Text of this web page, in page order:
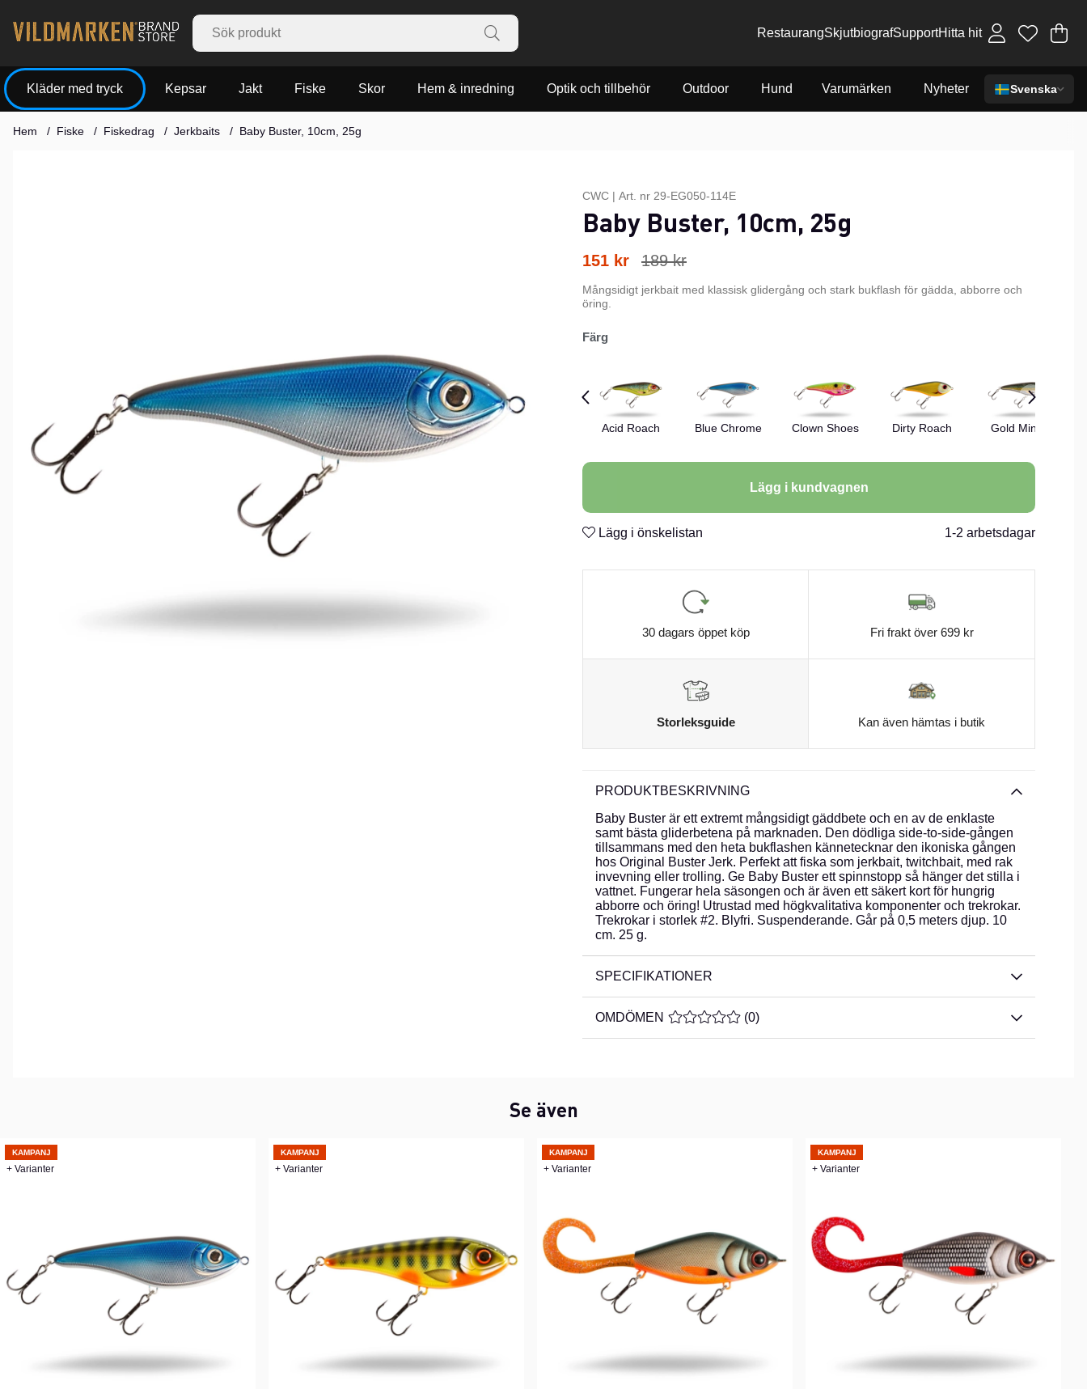
RestaurangSkjutbiografSupportHitta hit .
Kläder med tryck Kepsar Jakt Fiske Skor Hem & inredning Optik och tillbehör Outdoor Hund Varumärken Nyheter Svenska
Hem Fiske Fiskedrag Jerkbaits Baby Buster, 10cm, 25g
CWC | Art. nr 29-EG050-114E
Baby Buster, 10cm, 25g
189kr
151 kr
Mångsidigt jerkbait med klassisk glidergång och stark bukflash för gädda, abborre och
öring.
Färg
Acid Roach Blue Chrome Clown Shoes Dirty Roach Gold Miner
Lägg i kundvagnen
Lägg i önskelistan 1-2 arbetsdagar
30 dagars öppet köp Fri frakt över 699 kr
Storleksguide Kan även hämtas i butik
PRODUKTBESKRIVNING
Baby Buster är ett extremt mångsidigt gäddbete och en av de enklaste
samt bästa gliderbetena på marknaden. Den dödliga side-to-side-gången
tillsammans med den heta bukflashen kännetecknar den ikoniska gången
hos Original Buster Jerk. Perfekt att fiska som jerkbait, twitchbait, med rak
invevning eller trolling. Ge Baby Buster ett spinnstopp så hänger det stilla i
vattnet. Fungerar hela säsongen och är även ett säkert kort för hungrig
abborre och öring! Utrustad med högkvalitativa komponenter och trekrokar.
Trekrokar i storlek #2. Blyfri. Suspenderande. Går på 0,5 meters djup. 10
cm. 25 g.
SPECIFIKATIONER
OMDÖMEN MEDELBETYG 0 AV 5 ANTAL BETYG 0
(0)
Se även
KAMPANJ
+ Varianter
KAMPANJ
+ Varianter
KAMPANJ
+ Varianter
KAMPANJ
+ Varianter